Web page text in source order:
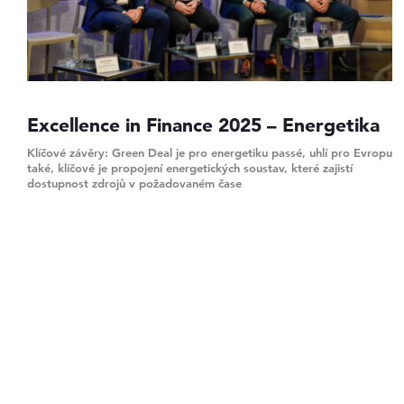
Excellence in Finance 2025 – Energetika
Klíčové závěry: Green Deal je pro energetiku passé, uhlí pro Evropu
také, klíčové je propojení energetických soustav, které zajistí
dostupnost zdrojů v požadovaném čase